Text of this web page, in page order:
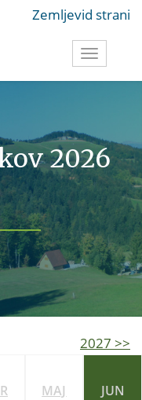
Zemljevid strani
Toggle
2026
2027 >>
MAJ JUN